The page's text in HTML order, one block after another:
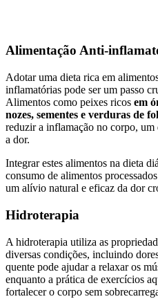
Alimentação Anti-
Adotar uma dieta rica em
inflamatórias pode ser um passo
Alimentos como peixes ricos em
nozes, sementes e verduras de
reduzir a inflamação no corpo,
a dor.
Integrar estes alimentos na dieta
consumo de alimentos
um alívio natural e eficaz da dor
Hidroterapia
A hidroterapia utiliza as
diversas condições, incluindo
quente pode ajudar a relaxar os
enquanto a prática de exercícios
fortalecer o corpo sem